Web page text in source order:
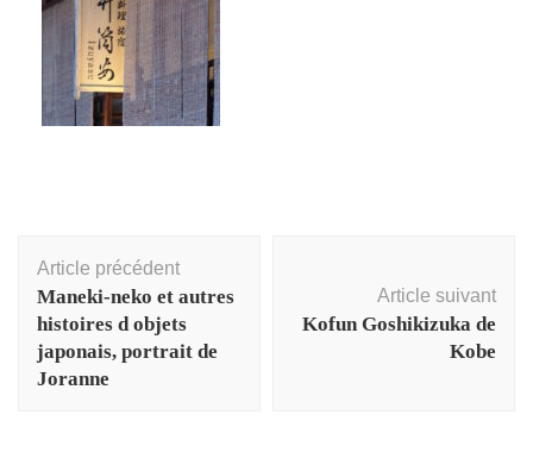
d'article
Article précédent
Maneki-neko et autres
histoires d objets
japonais, portrait de
Joranne
Article suivant
Kofun Goshikizuka de
Kobe